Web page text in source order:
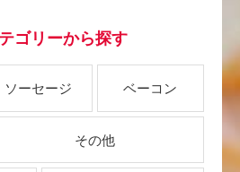
ゴリーから探す
ソーセージ ベーコン
その他